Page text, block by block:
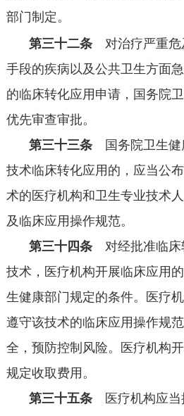
部门制定。
第三十二条 对治疗严重危
手段的疾病以及公共卫生方面
的临床转化应用申请，国务院
优先审查审批。
第三十三条 国务院卫生健
技术临床转化应用的，应当公
术的医疗机构和卫生专业技术
及临床应用操作规范。
第三十四条 对经批准临床
技术，医疗机构开展临床应用
生健康部门规定的条件。医疗
遵守该技术的临床应用操作规
全，预防控制风险。医疗机构
规定收取费用。
第三十五条 医疗机构应当